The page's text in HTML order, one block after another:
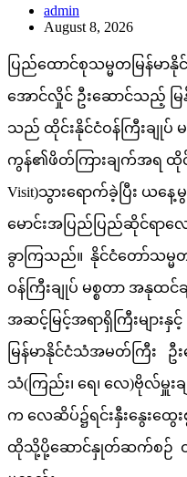
admin
August 8, 2026
ပြည်ထောင်စုသမ္မတမြန်မာ
အောင်လှိုင် ဦးဆောင်သည့် မ
သည် ထိုင်းနိုင်ငံဝန်ကြီးချုပ်
ကွန်၏ဖိတ်ကြားချက်အရ ထိုင်
Visit)သွားရောက်ခဲ့ပြီး ယန
မောင်းအပြည်ပြည်ဆိုင်ရာ
ခွာကြသည်။ နိုင်ငံတော်သမ္မ
ဝန်ကြီးချုပ် မစ္စတာ အနုထ
အဆင့်မြင့်အရာရှိကြီးများနှ
မြန်မာနိုင်ငံသံအမတ်ကြီး ဦးဇ
သံ(ကြည်း၊ ရေ၊ လေ)ဗိုလ်မှူး
က လေဆိပ်၌ရင်းနှီးနွေးထွ
ထိုသို့ပို့ဆောင်နှုတ်ဆက်စဉ်